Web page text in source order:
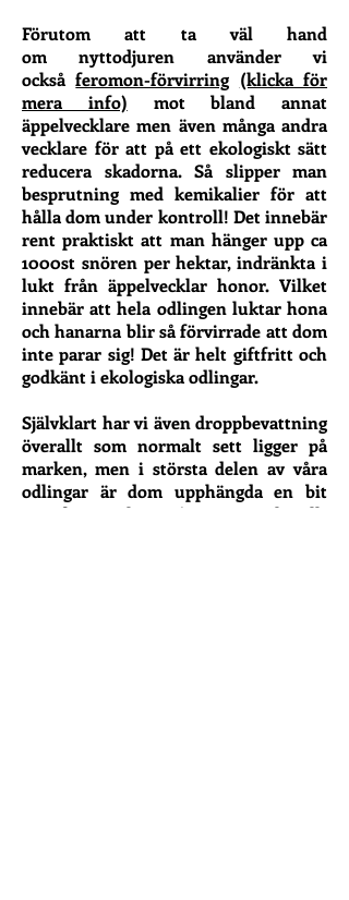
Förutom att ta väl hand
om nyttodjuren använder vi
ocksåferomon-förvirring (klicka för
mera info) mot bland annat
äppelvecklare men även många andra
vecklare för att på ett ekologiskt sätt
reducera skadorna. Så slipper man
besprutning med kemikalier för att
hålla dom under kontroll! Det innebär
rent praktiskt att man hänger upp ca
1000st snören per hektar, indränkta i
lukt från äppelvecklar honor. Vilket
innebär att hela odlingen luktar hona
och hanarna blir så förvirrade att dom
inte parar sig! Det är helt giftfritt och
godkänt i ekologiska odlingar.
Självklart har vi även droppbevattning
överallt som normalt sett ligger på
marken, men i största delen av våra
odlingar är dom upphängda en bit
ovanför marken, så man maskinellt